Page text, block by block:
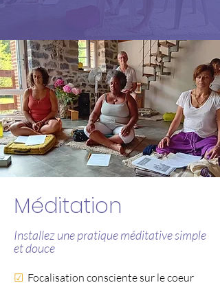
Méditation
Installez une pratique méditative simple
et douce
☑ Focalisation consciente sur le coeur